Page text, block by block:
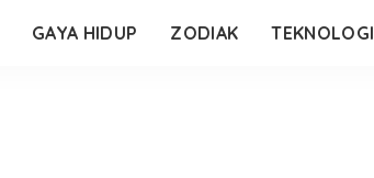
GAYA HIDUP ZODIAK TEKNOLOGI